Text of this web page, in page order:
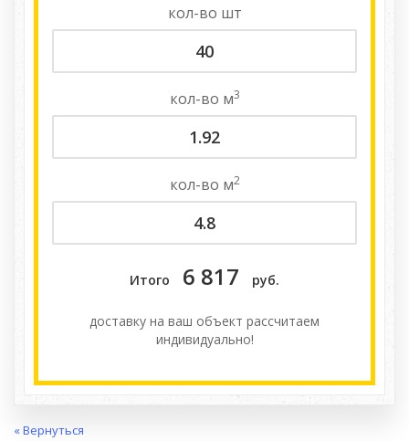
кол-во шт
кол-во м3
кол-во м2
Итого 6 817 руб.
доставку на ваш объект расcчитаем
индивидуально!
« Вернуться